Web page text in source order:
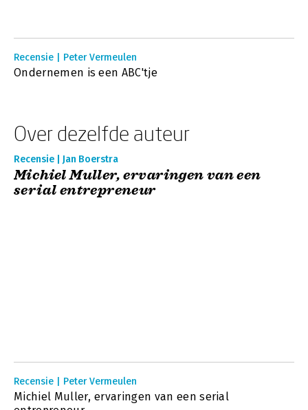
Recensie | Peter Vermeulen
Ondernemen is een ABC'tje
Over dezelfde auteur
Recensie | Jan Boerstra
Michiel Muller, ervaringen van een
serial entrepreneur
Recensie | Peter Vermeulen
Michiel Muller, ervaringen van een serial